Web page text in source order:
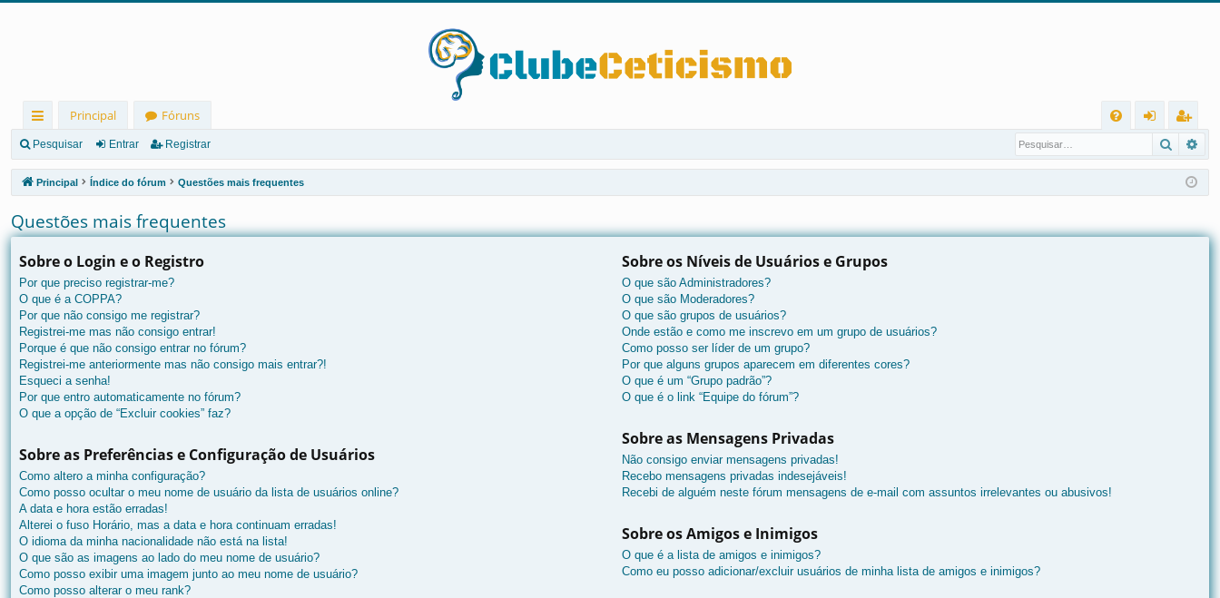
in
ks
rá
pi
d
os
Principal
Fóruns
Q
ra
r
eg
ist
ra
r
Pesquisar Entrar Registrar
Principal Índice do fórum Questões mais frequentes
Questões mais frequentes
Sobre o Login e o Registro
Por que preciso registrar-me?
O que é a COPPA?
Por que não consigo me registrar?
Registrei-me mas não consigo entrar!
Porque é que não consigo entrar no fórum?
Registrei-me anteriormente mas não consigo mais entrar?!
Esqueci a senha!
Por que entro automaticamente no fórum?
O que a opção de “Excluir cookies” faz?
Sobre as Preferências e Configuração de Usuários
Como altero a minha configuração?
Como posso ocultar o meu nome de usuário da lista de usuários online?
A data e hora estão erradas!
Alterei o fuso Horário, mas a data e hora continuam erradas!
O idioma da minha nacionalidade não está na lista!
O que são as imagens ao lado do meu nome de usuário?
Como posso exibir uma imagem junto ao meu nome de usuário?
Como posso alterar o meu rank?
Sobre os Níveis de Usuários e Grupos
O que são Administradores?
O que são Moderadores?
O que são grupos de usuários?
Onde estão e como me inscrevo em um grupo de usuários?
Como posso ser líder de um grupo?
Por que alguns grupos aparecem em diferentes cores?
O que é um “Grupo padrão”?
O que é o link “Equipe do fórum”?
Sobre as Mensagens Privadas
Não consigo enviar mensagens privadas!
Recebo mensagens privadas indesejáveis!
Recebi de alguém neste fórum mensagens de e-mail com assuntos irrelevantes ou abusivos!
Sobre os Amigos e Inimigos
O que é a lista de amigos e inimigos?
Como eu posso adicionar/excluir usuários de minha lista de amigos e inimigos?